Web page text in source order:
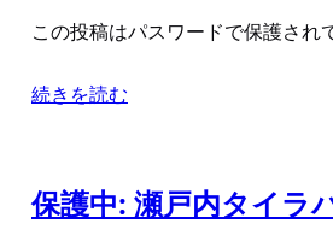
この投稿はパスワードで保護され
続きを読む
保護中: 瀬戸内タイラ